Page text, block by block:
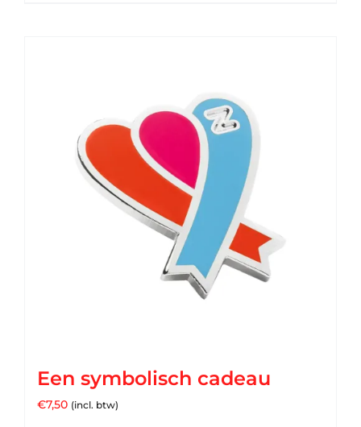
Een symbolisch cadeau
€7,50 (incl. btw)